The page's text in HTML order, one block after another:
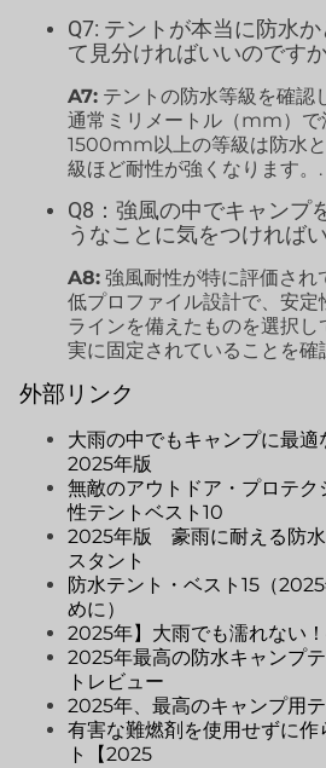
Q7: テントが本当に防水
て見分ければいいのです
A7: テントの防水等級を確認
通常ミリメートル（mm）で
1500mm以上の等級は防水
級ほど耐性が強くなります。.
Q8：強風の中でキャンプ
うなことに気をつければ
A8: 強風耐性が特に評価され
低プロファイル設計で、安定
ラインを備えたものを選択
実に固定されていることを確
外部リンク
大雨の中でもキャンプに最適
2025年版
無敵のアウトドア・プロテ
性テントベスト10
2025年版 豪雨に耐える防水
スタント
防水テント・ベスト15（
めに）
2025年】大雨でも濡れない
2025年最高の防水キャンプ
トレビュー
2025年、最高のキャンプ用
有害な難燃剤を使用せずに
ト【2025